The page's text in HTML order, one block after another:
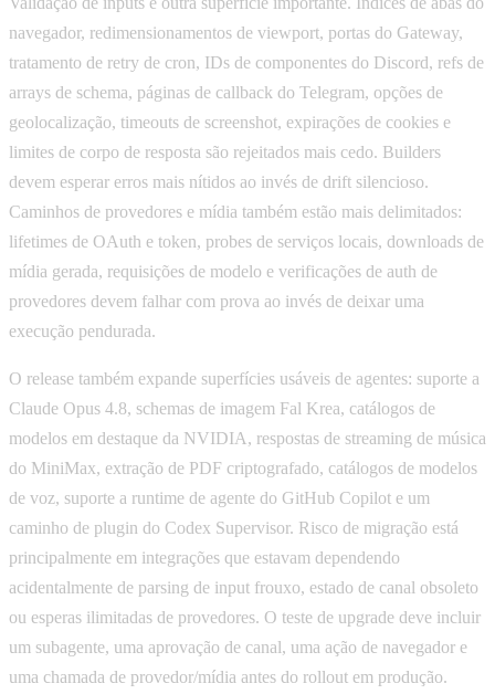
navegador, redimensionamentos de viewport, portas do Gateway,
tratamento de retry de cron, IDs de componentes do Discord, refs de
arrays de schema, páginas de callback do Telegram, opções de
geolocalização, timeouts de screenshot, expirações de cookies e
limites de corpo de resposta são rejeitados mais cedo. Builders
devem esperar erros mais nítidos ao invés de drift silencioso.
Caminhos de provedores e mídia também estão mais delimitados:
lifetimes de OAuth e token, probes de serviços locais, downloads de
mídia gerada, requisições de modelo e verificações de auth de
provedores devem falhar com prova ao invés de deixar uma
execução pendurada.
O release também expande superfícies usáveis de agentes: suporte a
Claude Opus 4.8, schemas de imagem Fal Krea, catálogos de
modelos em destaque da NVIDIA, respostas de streaming de música
do MiniMax, extração de PDF criptografado, catálogos de modelos
de voz, suporte a runtime de agente do GitHub Copilot e um
caminho de plugin do Codex Supervisor. Risco de migração está
principalmente em integrações que estavam dependendo
acidentalmente de parsing de input frouxo, estado de canal obsoleto
ou esperas ilimitadas de provedores. O teste de upgrade deve incluir
um subagente, uma aprovação de canal, uma ação de navegador e
uma chamada de provedor/mídia antes do rollout em produção.